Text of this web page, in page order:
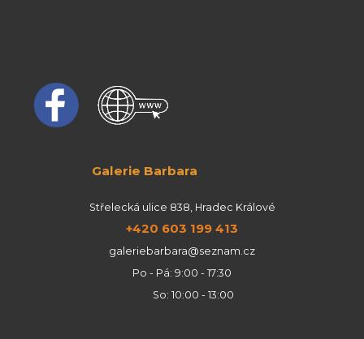
Galerie Barbara
Střelecká ulice 838, Hradec Králové
+420 603 199 413
galeriebarbara@seznam.cz
Po - Pá: 9:00 - 17:30
So: 10:00 - 13:00